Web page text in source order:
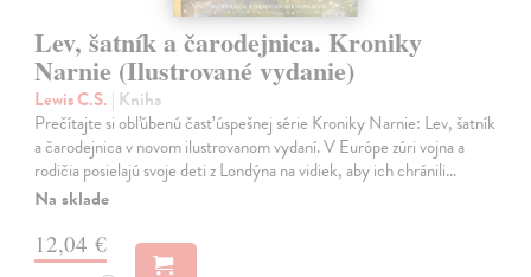
Lev, šatník a čarodejnica. Kroniky
Narnie (Ilustrované vydanie)
Lewis C.S. | Kniha
Prečítajte si obľúbenú časť úspešnej série Kroniky Narnie: Lev, šatník
a čarodejnica v novom ilustrovanom vydaní. V Európe zúri vojna a
rodičia posielajú svoje deti z Londýna na vidiek, aby ich chránili…
Na sklade
12,04 €